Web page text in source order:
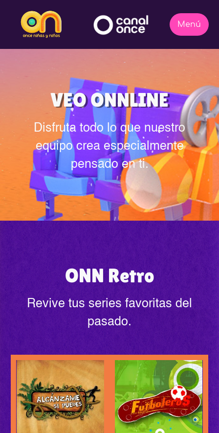
VEO ONNLINE
Disfruta todo lo que nuestro
equipo crea especialmente
pensado en ti.
ONN Retro
Revive tus series favoritas del
pasado.